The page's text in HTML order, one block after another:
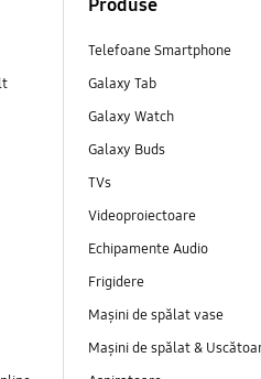
Telefoane Smartphone
Galaxy Tab
Galaxy Watch
Galaxy Buds
TVs
Videoproiectoare
Echipamente Audio
Frigidere
Mașini de spălat vase
Mașini de spălat &